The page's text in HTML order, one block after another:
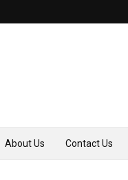
About Us Contact Us